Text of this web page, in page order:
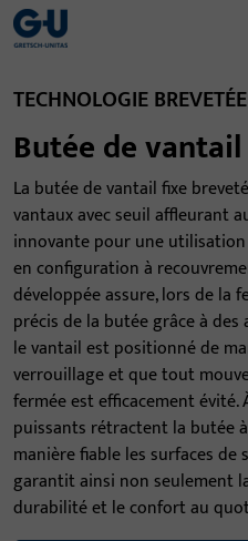
TECHNOLOGIE BREVETÉE
Butée de
La butée de vantail fixe
vantaux avec seuil affleurant
innovante pour une
en configuration à
développée assure, lors de la
précis de la butée grâce à
le vantail est positionné de
verrouillage et que tout
fermée est efficacement évité.
puissants rétractent la butée
manière fiable les surfaces
garantit ainsi non seulement
durabilité et le confort au